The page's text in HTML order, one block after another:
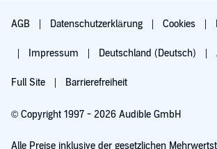
AGB Datenschutzerklärung Cookies
Impressum Deutschland (Deutsch)
Full Site Barrierefreiheit
© Copyright 1997 - 2026 Audible GmbH
Alle Preise inklusive der gesetzlichen